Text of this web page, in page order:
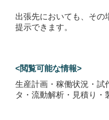
出張先においても、その
提示できます。
<閲覧可能な情報>
生産計画・稼働状況・試
タ・ 流動解析・ 見積り・